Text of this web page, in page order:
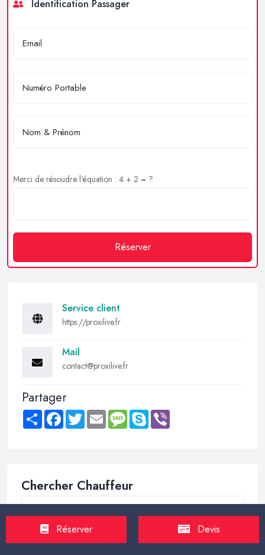
Identification Passager
Merci de résoudre l'équation : 4 + 2 = ?
Réserver
Service client
https://proxilive.fr
Mail
contact@proxilive.fr
Partager
Share FacebookTwitter Email MessageSkype
Chercher Chauffeur
Réserver Devis